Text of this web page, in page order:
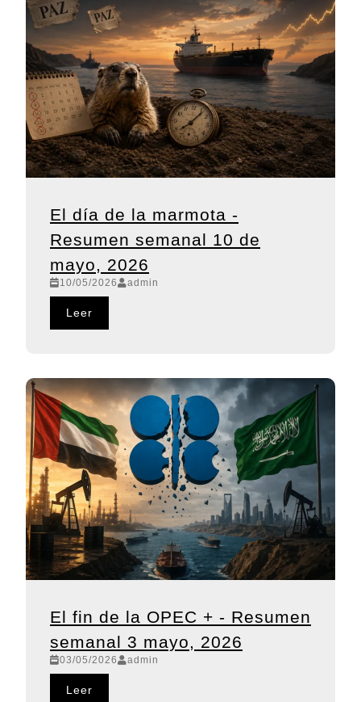
El día de la marmota -
Resumen semanal 10 de
mayo, 2026
10/05/2026 admin
Leer
El fin de la OPEC + - Resumen
semanal 3 mayo, 2026
03/05/2026 admin
Leer